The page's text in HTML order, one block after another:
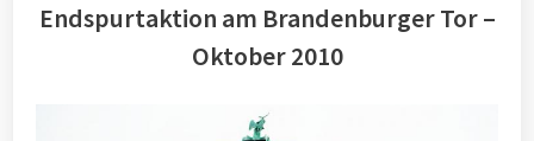
Endspurtaktion am Brandenburger Tor –
Oktober 2010